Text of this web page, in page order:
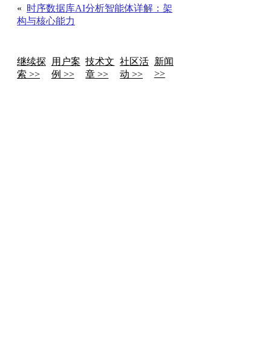
« 时序数据库AI分析智能体详解：架
构与核心能力
继续探
索 >>
用户案
例 >>
技术文
章 >>
社区活
动 >>
新闻
>>